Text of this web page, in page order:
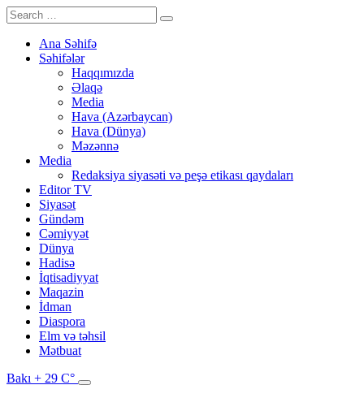
Ana Səhifə
Səhifələr
Haqqımızda
Əlaqə
Media
Hava (Azərbaycan)
Hava (Dünya)
Məzənnə
Media
Redaksiya siyasəti və peşə etikası qaydaları
Editor TV
Siyasət
Gündəm
Cəmiyyət
Dünya
Hadisə
İqtisadiyyat
Maqazin
İdman
Diaspora
Elm və təhsil
Mətbuat
Bakı + 29 C°